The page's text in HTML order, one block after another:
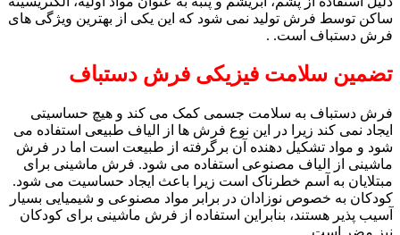
ساکن توسط فرش تولید نمی شود که این یکی از بهترین ویژگی های
فرش دستباف است. .
تضمین سلامت فیزیکی فرش دستباف
فرش دستباف به سلامت جسمی کمک می کند و هیچ حساسیتی
ایجاد نمی کند زیرا در این نوع فرش ها از الیاف طبیعی استفاده می
شود و مواد تشکیل دهنده آن برگرفته از طبیعت است اما در فرش
ماشینی از الیاف مصنوعی استفاده می شود. فرش ماشینی برای
مبتلایان به آسم خطرناک است زیرا باعث ایجاد حساسیت می شود.
کودکان به خصوص نوزادان در برابر مواد مصنوعی و شیمیایی بسیار
آسیب پذیر هستند، بنابراین استفاده از فرش ماشینی برای کودکان
نیز مضر است.